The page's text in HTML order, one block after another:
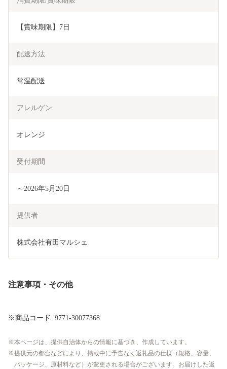
【賞味期限】7日
配送方法
常温配送
アレルゲン
オレンジ
受付期間
～2026年5月20日
提供者
株式会社有田マルシェ
注意事項・その他
※商品コード: 9771-30077368
本ページは、提供自治体からの情報に基づき、作成しています。
提供元の都合などにより、掲載中に予告なく返礼品の仕様（規格、容量、
パッケージ、原材料など）が変更される場合がございます。お届けした返